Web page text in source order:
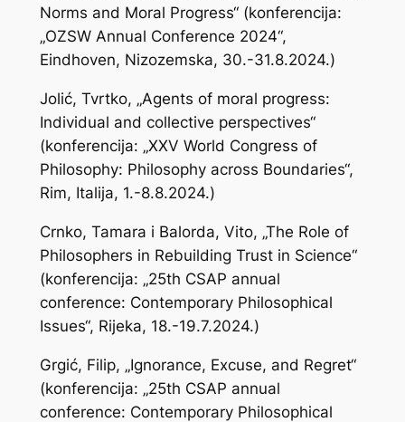
Norms and Moral Progress“ (konferencija:
„OZSW Annual Conference 2024“,
Eindhoven, Nizozemska, 30.-31.8.2024.)
Jolić, Tvrtko, „Agents of moral progress:
Individual and collective perspectives“
(konferencija: „XXV World Congress of
Philosophy: Philosophy across Boundaries“,
Rim, Italija, 1.-8.8.2024.)
Crnko, Tamara i Balorda, Vito, „The Role of
Philosophers in Rebuilding Trust in Science“
(konferencija: „25th CSAP annual
conference: Contemporary Philosophical
Issues“, Rijeka, 18.-19.7.2024.)
Grgić, Filip, „Ignorance, Excuse, and Regret“
(konferencija: „25th CSAP annual
conference: Contemporary Philosophical